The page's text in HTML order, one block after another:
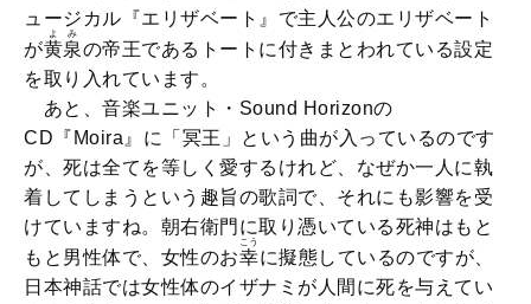
ュージカル『エリザベート』で主人公のエリザベート
が黄泉
よみ
の帝王であるトートに付きまとわれている設定
を取り入れています。
あと、音楽ユニット・Sound Horizonの
CD『Moira』に「冥王」という曲が入っているのです
が、死は全てを等しく愛するけれど、なぜか一人に執
着してしまうという趣旨の歌詞で、それにも影響を受
けていますね。朝右衛門に取り憑いている死神はもと
もと男性体で、女性のお幸
こう
に擬態しているのですが、
日本神話では女性体のイザナミが人間に死を与えてい